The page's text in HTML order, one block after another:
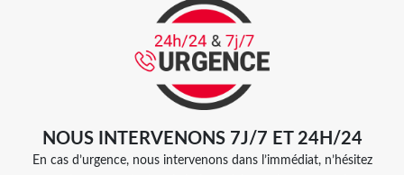
NOUS INTERVENONS 7J/7 ET 24H/24
En cas d’urgence, nous intervenons dans l’immédiat, n’hésitez